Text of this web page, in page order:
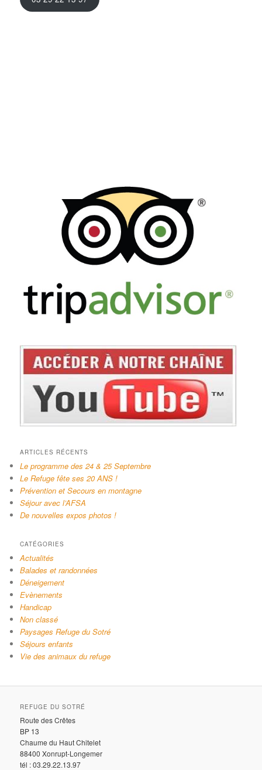
ARTICLES RÉCENTS
Le programme des 24 & 25 Septembre
Le Refuge fête ses 20 ANS !
Prévention et Secours en montagne
Séjour avec l’AFSA
De nouvelles expos photos !
CATÉGORIES
Actualités
Balades et randonnées
Déneigement
Evènements
Handicap
Non classé
Paysages Refuge du Sotré
Séjours enfants
Vie des animaux du refuge
REFUGE DU SOTRÉ
Route des Crêtes
BP 13
Chaume du Haut Chitelet
88400 Xonrupt-Longemer
tél : 03.29.22.13.97